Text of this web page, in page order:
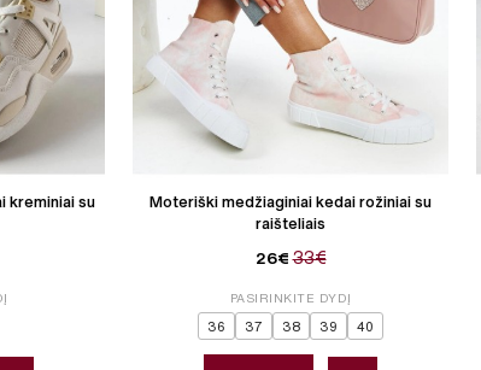
kreminiai su
Moteriški medžiaginiai kedai rožiniai su
raišteliais
26€ 33€
PASIRINKITE DYDĮ
36 37 38 39 40